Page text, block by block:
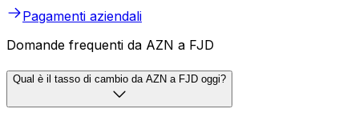
Pagamenti aziendali
Domande frequenti da AZN a FJD
Qual è il tasso di cambio da AZN a FJD oggi?